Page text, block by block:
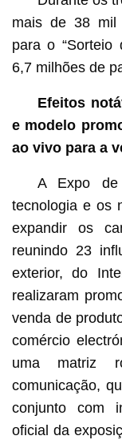
mais de 38 mil
para o “Sorteio
6,7 milhões de
Efeitos
e modelo
ao vivo para a
A Expo de
tecnologia e os
expandir os
reunindo 23
exterior, do
realizaram
venda de
comércio
uma matriz
comunicação,
conjunto com
oficial da